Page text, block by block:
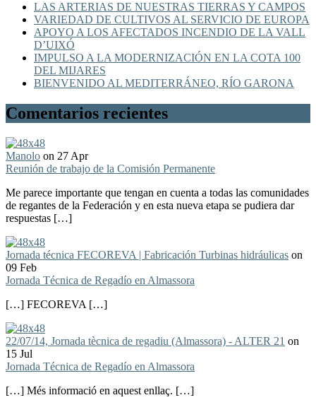
LAS ARTERIAS DE NUESTRAS TIERRAS Y CAMPOS
VARIEDAD DE CULTIVOS AL SERVICIO DE EUROPA
APOYO A LOS AFECTADOS INCENDIO DE LA VALL
D’UIXÓ
IMPULSO A LA MODERNIZACIÓN EN LA COTA 100
DEL MIJARES
BIENVENIDO AL MEDITERRÁNEO, RÍO GARONA
Comentarios recientes
Manolo on 27 Apr
Reunión de trabajo de la Comisión Permanente
Me parece importante que tengan en cuenta a todas las comunidades
de regantes de la Federación y en esta nueva etapa se pudiera dar
respuestas […]
Jornada técnica FECOREVA | Fabricación Turbinas hidráulicas on
09 Feb
Jornada Técnica de Regadío en Almassora
[…] FECOREVA […]
22/07/14, Jornada tècnica de regadiu (Almassora) - ALTER 21 on
15 Jul
Jornada Técnica de Regadío en Almassora
[…] Més informació en aquest enllaç. […]